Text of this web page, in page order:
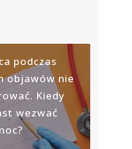
podczas
objawów nie
Kiedy
wezwać